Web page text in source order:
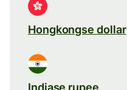
Hongkongse dollar
Indiase rupee